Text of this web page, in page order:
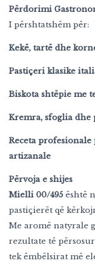
Përdorimi
I përshtatshëm për:
Kekë, tartë dhe
Pastiçeri klasike
Biskota shtëpie me
Kremra, sfoglia dhe
Receta
artizanale
Përvoja e shijes
Mielli 00/495 është
pastiçierët që
Me aromë natyrale
rezultate të
tek ëmbëlsirat më